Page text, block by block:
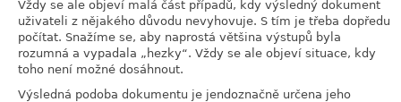
Vždy se ale objeví malá část případů, kdy výsledný dokument
uživateli z nějakého důvodu nevyhovuje. S tím je třeba dopředu
počítat. Snažíme se, aby naprostá většina výstupů byla
rozumná a vypadala „ hezky“. Vždy se ale objeví situace, kdy
toho není možné dosáhnout.
Výsledná podoba dokumentu je jendoznačně určena jeho